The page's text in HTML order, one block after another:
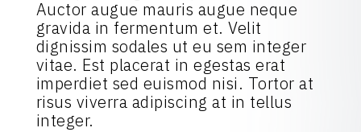
Auctor augue mauris augue neque
gravida in fermentum et. Velit
dignissim sodales ut eu sem integer
vitae. Est placerat in egestas erat
imperdiet sed euismod nisi. Tortor at
risus viverra adipiscing at in tellus
integer.